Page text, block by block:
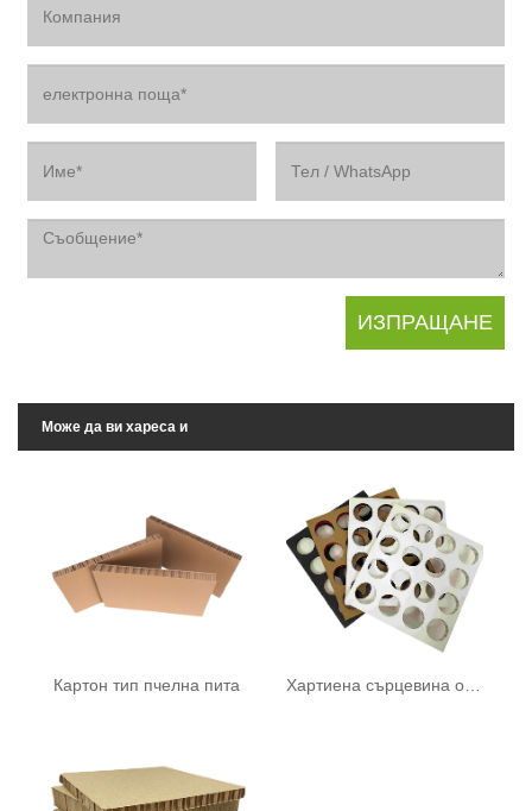
Може да ви хареса и
Картон тип пчелна пита Хартиена сърцевина от пчелна пита